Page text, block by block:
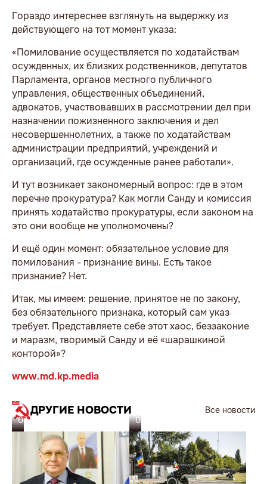
Гораздо интереснее взглянуть на выдержку из
действующего на тот момент указа:
«Помилование осуществляется по ходатайствам
осужденных, их близких родственников, депутатов
Парламента, органов местного публичного
управления, общественных объединений,
адвокатов, участвовавших в рассмотрении дел при
назначении пожизненного заключения и дел
несовершеннолетних, а также по ходатайствам
администрации предприятий, учреждений и
организаций, где осужденные ранее работали».
И тут возникает закономерный вопрос: где в этом
перечне прокуратура? Как могли Санду и комиссия
принять ходатайство прокуратуры, если законом на
это они вообще не уполномочены?
И ещё один момент: обязательное условие для
помилования - признание вины. Есть такое
признание? Нет.
Итак, мы имеем: решение, принятое не по закону,
без обязательного признака, который сам указ
требует. Представляете себе этот хаос, беззаконие
и маразм, творимый Санду и её «шарашкиной
конторой»?
www.md.kp.media
ДРУГИЕ НОВОСТИ
Все новости
07.08.26
06.08.26